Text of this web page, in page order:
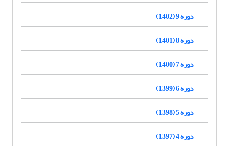
دوره 9 (1402)
دوره 8 (1401)
دوره 7 (1400)
دوره 6 (1399)
دوره 5 (1398)
دوره 4 (1397)